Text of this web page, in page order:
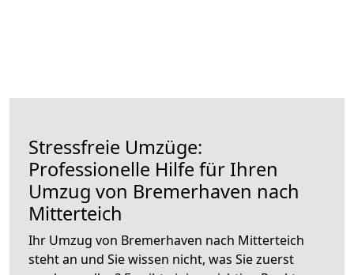
Stressfreie Umzüge:
Professionelle Hilfe für Ihren
Umzug von Bremerhaven nach
Mitterteich
Ihr Umzug von Bremerhaven nach Mitterteich
steht an und Sie wissen nicht, was Sie zuerst